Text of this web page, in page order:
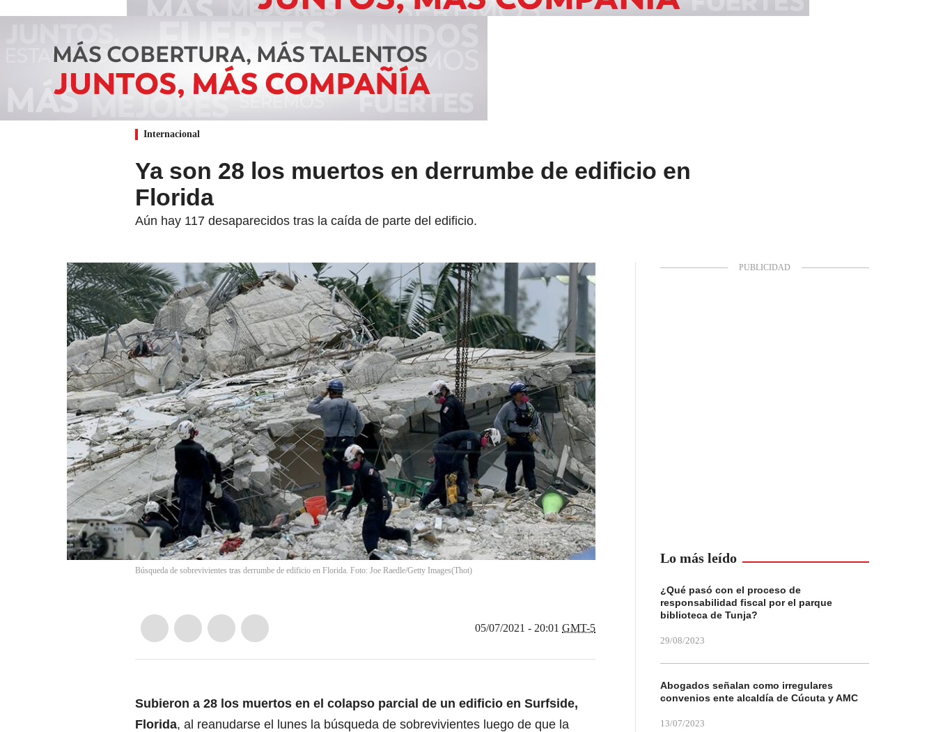
Internacional
Ya son 28 los muertos en derrumbe de edificio en
Florida
Aún hay 117 desaparecidos tras la caída de parte del edificio.
Búsqueda de sobrevivientes tras derrumbe de edificio en Florida. Foto: Joe Raedle/Getty Images(Thot)
05/07/2021 - 20:01 GMT-5
Subieron a 28 los muertos en el colapso parcial de un edificio en Surfside,
Florida, al reanudarse el lunes la búsqueda de sobrevivientes luego de que la
Lo más leído
¿Qué pasó con el proceso de
responsabilidad fiscal por el parque
biblioteca de Tunja?
29/08/2023
Abogados señalan como irregulares
convenios ente alcaldía de Cúcuta y AMC
13/07/2023